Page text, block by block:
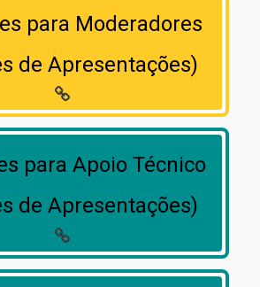
para Moderadores
de Apresentações)
para Apoio Técnico
de Apresentações)